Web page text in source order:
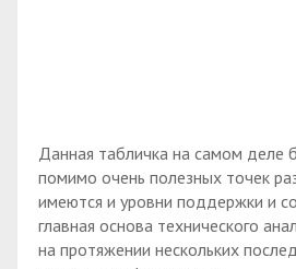
Данная табличка на самом деле
помимо очень полезных точек
имеются и уровни поддержки и
главная основа технического
на протяжении нескольких